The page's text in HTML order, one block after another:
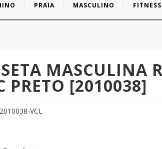
PRAIA MASCULINO FITNESS
MASCULINA
PRETO [2010038]
VCL